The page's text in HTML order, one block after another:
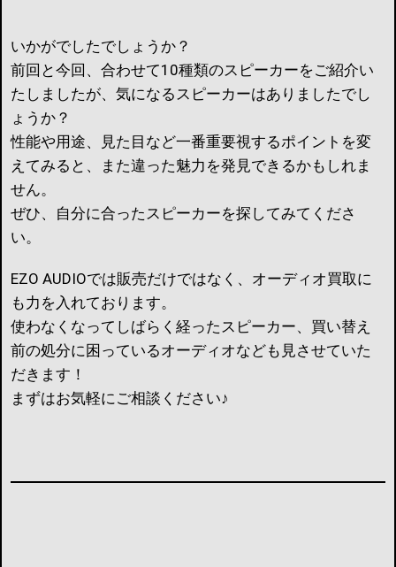
いかがでしたでしょうか？
前回と今回、合わせて10種類のスピーカーをご紹介い
たしましたが、気になるスピーカーはありましたでし
ょうか？
性能や用途、見た目など一番重要視するポイントを変
えてみると、また違った魅力を発見できるかもしれま
せん。
ぜひ、自分に合ったスピーカーを探してみてくださ
い。
EZO AUDIOでは販売だけではなく、オーディオ買取に
も力を入れております。
使わなくなってしばらく経ったスピーカー、買い替え
前の処分に困っているオーディオなども見させていた
だきます！
まずはお気軽にご相談ください♪